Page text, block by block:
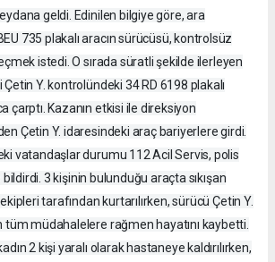
geldi. Edinilen bilgiye göre, ara
735 plakalı aracın sürücüsü, kontrolsüz
istedi. O sırada süratli şekilde ilerleyen
Y. kontrolündeki 34 RD 6198 plakalı
çarptı. Kazanın etkisi ile direksiyon
Çetin Y. idaresindeki araç bariyerlere girdi.
vatandaşlar durumu 112 Acil Servis, polis
3 kişinin bulunduğu araçta sıkışan
tarafından kurtarılırken, sürücü Çetin Y.
tüm müdahalelere rağmen hayatını kaybetti.
2 kişi yaralı olarak hastaneye kaldırılırken,